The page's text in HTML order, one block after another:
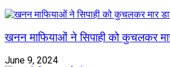
खनन माफियाओं ने सिपाही को कुचलकर
June 9, 2024